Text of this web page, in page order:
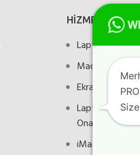
HİZMETLERİMİZ
Laptop Onarım
Macbook Onarım
Ekran Kartı
Laptop Anakart
Onarım
iMac Onarım